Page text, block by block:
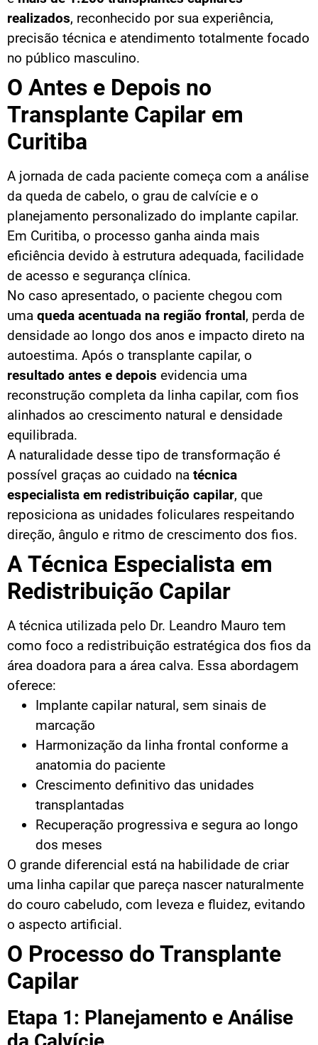
realizados, reconhecido por sua experiência,
precisão técnica e atendimento totalmente focado
no público masculino.
O Antes e Depois no
Transplante Capilar em
Curitiba
A jornada de cada paciente começa com a análise
da queda de cabelo, o grau de calvície e o
planejamento personalizado do implante capilar.
Em Curitiba, o processo ganha ainda mais
eficiência devido à estrutura adequada, facilidade
de acesso e segurança clínica.
No caso apresentado, o paciente chegou com
uma queda acentuada na região frontal, perda de
densidade ao longo dos anos e impacto direto na
autoestima. Após o transplante capilar, o
resultado antes e depois evidencia uma
reconstrução completa da linha capilar, com fios
alinhados ao crescimento natural e densidade
equilibrada.
A naturalidade desse tipo de transformação é
possível graças ao cuidado na técnica
especialista em redistribuição capilar, que
reposiciona as unidades foliculares respeitando
direção, ângulo e ritmo de crescimento dos fios.
A Técnica Especialista em
Redistribuição Capilar
A técnica utilizada pelo Dr. Leandro Mauro tem
como foco a redistribuição estratégica dos fios da
área doadora para a área calva. Essa abordagem
oferece:
Implante capilar natural, sem sinais de
marcação
Harmonização da linha frontal conforme a
anatomia do paciente
Crescimento definitivo das unidades
transplantadas
Recuperação progressiva e segura ao longo
dos meses
O grande diferencial está na habilidade de criar
uma linha capilar que pareça nascer naturalmente
do couro cabeludo, com leveza e fluidez, evitando
o aspecto artificial.
O Processo do Transplante
Capilar
Etapa 1: Planejamento e Análise